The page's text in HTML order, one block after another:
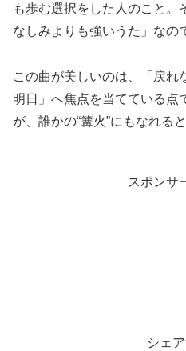
も歩む選択をした人のこと
なしみよりも強いうた」なの
この曲が美しいのは、「戻れ
明日」へ焦点を当てている点
が、誰かの“篝火”にもなれる
スポンサ
シェ